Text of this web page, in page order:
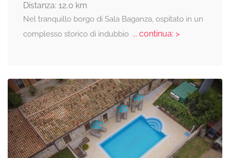
Distanza: 12,0 km
Nel tranquillo borgo di Sala Baganza, ospitato in un
complesso storico di indubbio... continua: >